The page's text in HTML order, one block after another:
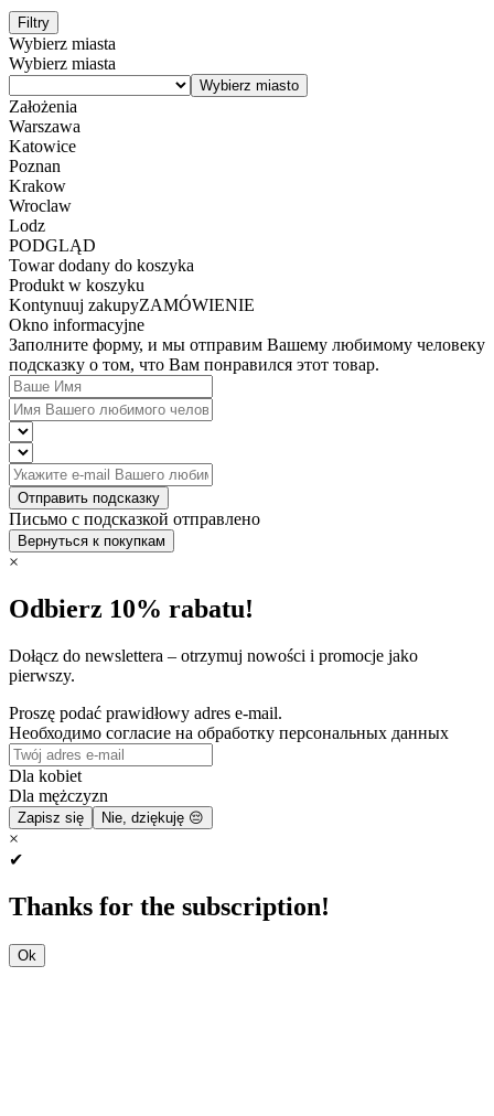
Filtry
Wybierz miasta
Wybierz miasta
Założenia
Warszawa
Katowice
Poznan
Krakow
Wroclaw
Lodz
PODGLĄD
Towar dodany do koszyka
Produkt w koszyku
Kontynuuj zakupyZAMÓWIENIE
Okno informacyjne
Заполните форму, и мы отправим Вашему любимому человеку
подсказку о том, что Вам понравился этот товар.
Отправить подсказку
Письмо с подсказкой отправлено
Вернуться к покупкам
×
Odbierz 10% rabatu!
Dołącz do newslettera – otrzymuj nowości i promocje jako
pierwszy.
Proszę podać prawidłowy adres e-mail.
Необходимо согласие на обработку персональных данных
Dla kobiet
Dla mężczyzn
Zapisz się Nie, dziękuję 😔
×
✔
Thanks for the subscription!
Ok